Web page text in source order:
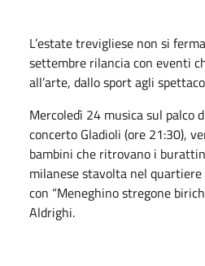
L’estate trevigliese non si
settembre rilancia con eventi
all’arte, dallo sport agli
Mercoledì 24 musica sul palco
concerto Gladioli (ore 21:30),
bambini che ritrovano i
milanese stavolta nel
con “Meneghino stregone
Aldrighi.